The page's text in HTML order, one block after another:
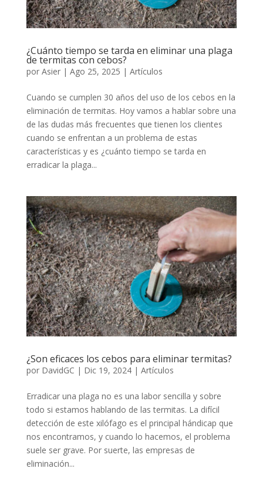
¿Cuánto tiempo se tarda en eliminar una plaga
de termitas con cebos?
por Asier| Ago 25, 2025 | Artículos
Cuando se cumplen 30 años del uso de los cebos en la
eliminación de termitas. Hoy vamos a hablar sobre una
de las dudas más frecuentes que tienen los clientes
cuando se enfrentan a un problema de estas
características y es ¿cuánto tiempo se tarda en
erradicar la plaga...
¿Son eficaces los cebos para eliminar termitas?
por DavidGC | Dic 19, 2024| Artículos
Erradicar una plaga no es una labor sencilla y sobre
todo si estamos hablando de las termitas. La difícil
detección de este xilófago es el principal hándicap que
nos encontramos, y cuando lo hacemos, el problema
suele ser grave. Por suerte, las empresas de
eliminación...